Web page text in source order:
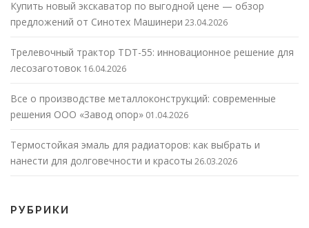
Купить новый экскаватор по выгодной цене — обзор
предложений от Синотех Машинери 23.04.2026
Трелевочный трактор TDT-55: инновационное решение для
лесозаготовок 16.04.2026
Все о производстве металлоконструкций: современные
решения ООО «Завод опор» 01.04.2026
Термостойкая эмаль для радиаторов: как выбрать и
нанести для долговечности и красоты 26.03.2026
РУБРИКИ